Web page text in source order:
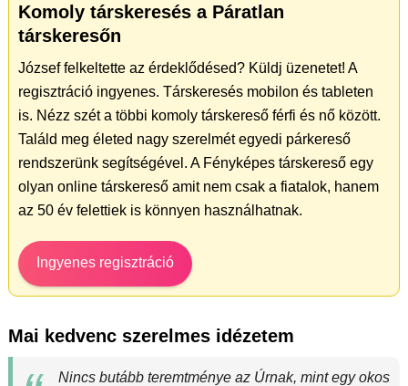
Komoly társkeresés a Páratlan
társkeresőn
József felkeltette az érdeklődésed? Küldj üzenetet! A
regisztráció ingyenes. Társkeresés mobilon és tableten
is. Nézz szét a többi komoly társkereső férfi és nő között.
Találd meg életed nagy szerelmét egyedi párkereső
rendszerünk segítségével. A Fényképes társkereső egy
olyan online társkereső amit nem csak a fiatalok, hanem
az 50 év felettiek is könnyen használhatnak.
Ingyenes regisztráció
Mai kedvenc szerelmes idézetem
Nincs butább teremtménye az Úrnak, mint egy okos